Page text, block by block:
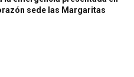
sede las Margaritas